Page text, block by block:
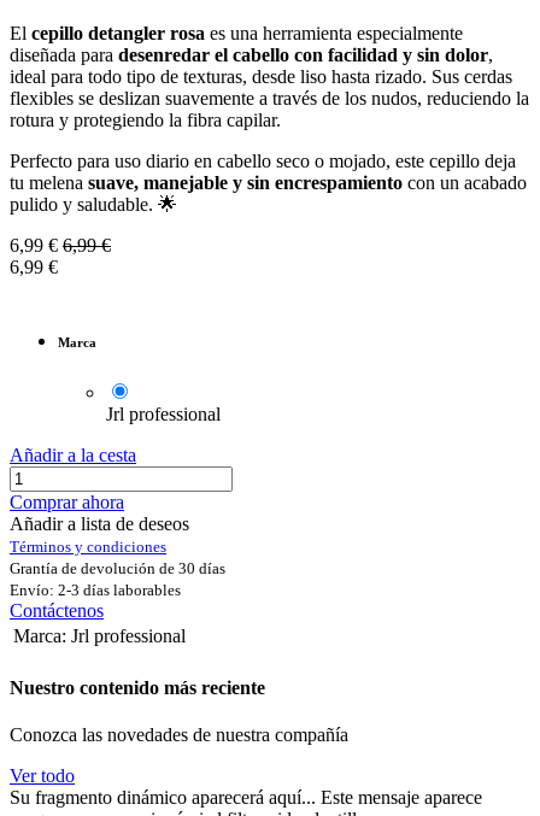
El cepillo detangler rosa es una herramienta especialmente
diseñada para desenredar el cabello con facilidad y sin dolor,
ideal para todo tipo de texturas, desde liso hasta rizado. Sus cerdas
flexibles se deslizan suavemente a través de los nudos, reduciendo la
rotura y protegiendo la fibra capilar.
Perfecto para uso diario en cabello seco o mojado, este cepillo deja
tu melena suave, manejable y sin encrespamiento con un acabado
pulido y saludable. 🌟
6,99 € 6,99€
6,99 €
Marca
Jrl professional
Añadir a la cesta
Comprar ahora
Añadir a lista de deseos
Términos y condiciones
Grantía de devolución de 30 días
Envío: 2-3 días laborables
Contáctenos
Marca: Jrl professional
Nuestro contenido más reciente
Conozca las novedades de nuestra compañía
Ver todo
Su fragmento dinámico aparecerá aquí... Este mensaje aparece